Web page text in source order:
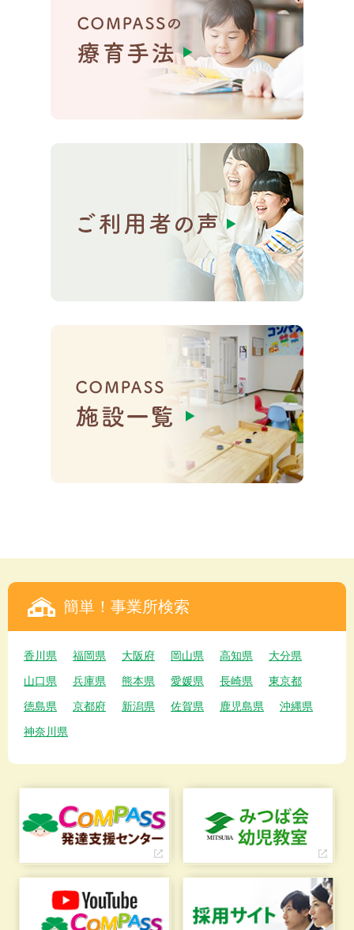
簡単！事業所検索
香川県 福岡県 大阪府 岡山県 高知県
大分県
山口県
兵庫県 熊本県 愛媛県 長崎県
東京都
徳島県
京都府 新潟県 佐賀県 鹿児島県
沖縄県
神奈川県